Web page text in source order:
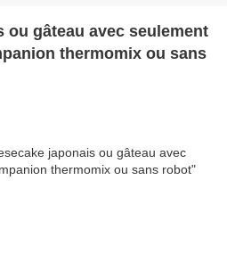
ou gâteau avec seulement
thermomix ou sans